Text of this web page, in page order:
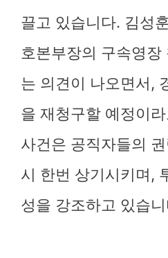
끌고 있습니다. 김성
호본부장의 구속영
는 의견이 나오면서,
을 재청구할 예정이
사건은 공직자들의
시 한번 상기시키며,
성을 강조하고 있습